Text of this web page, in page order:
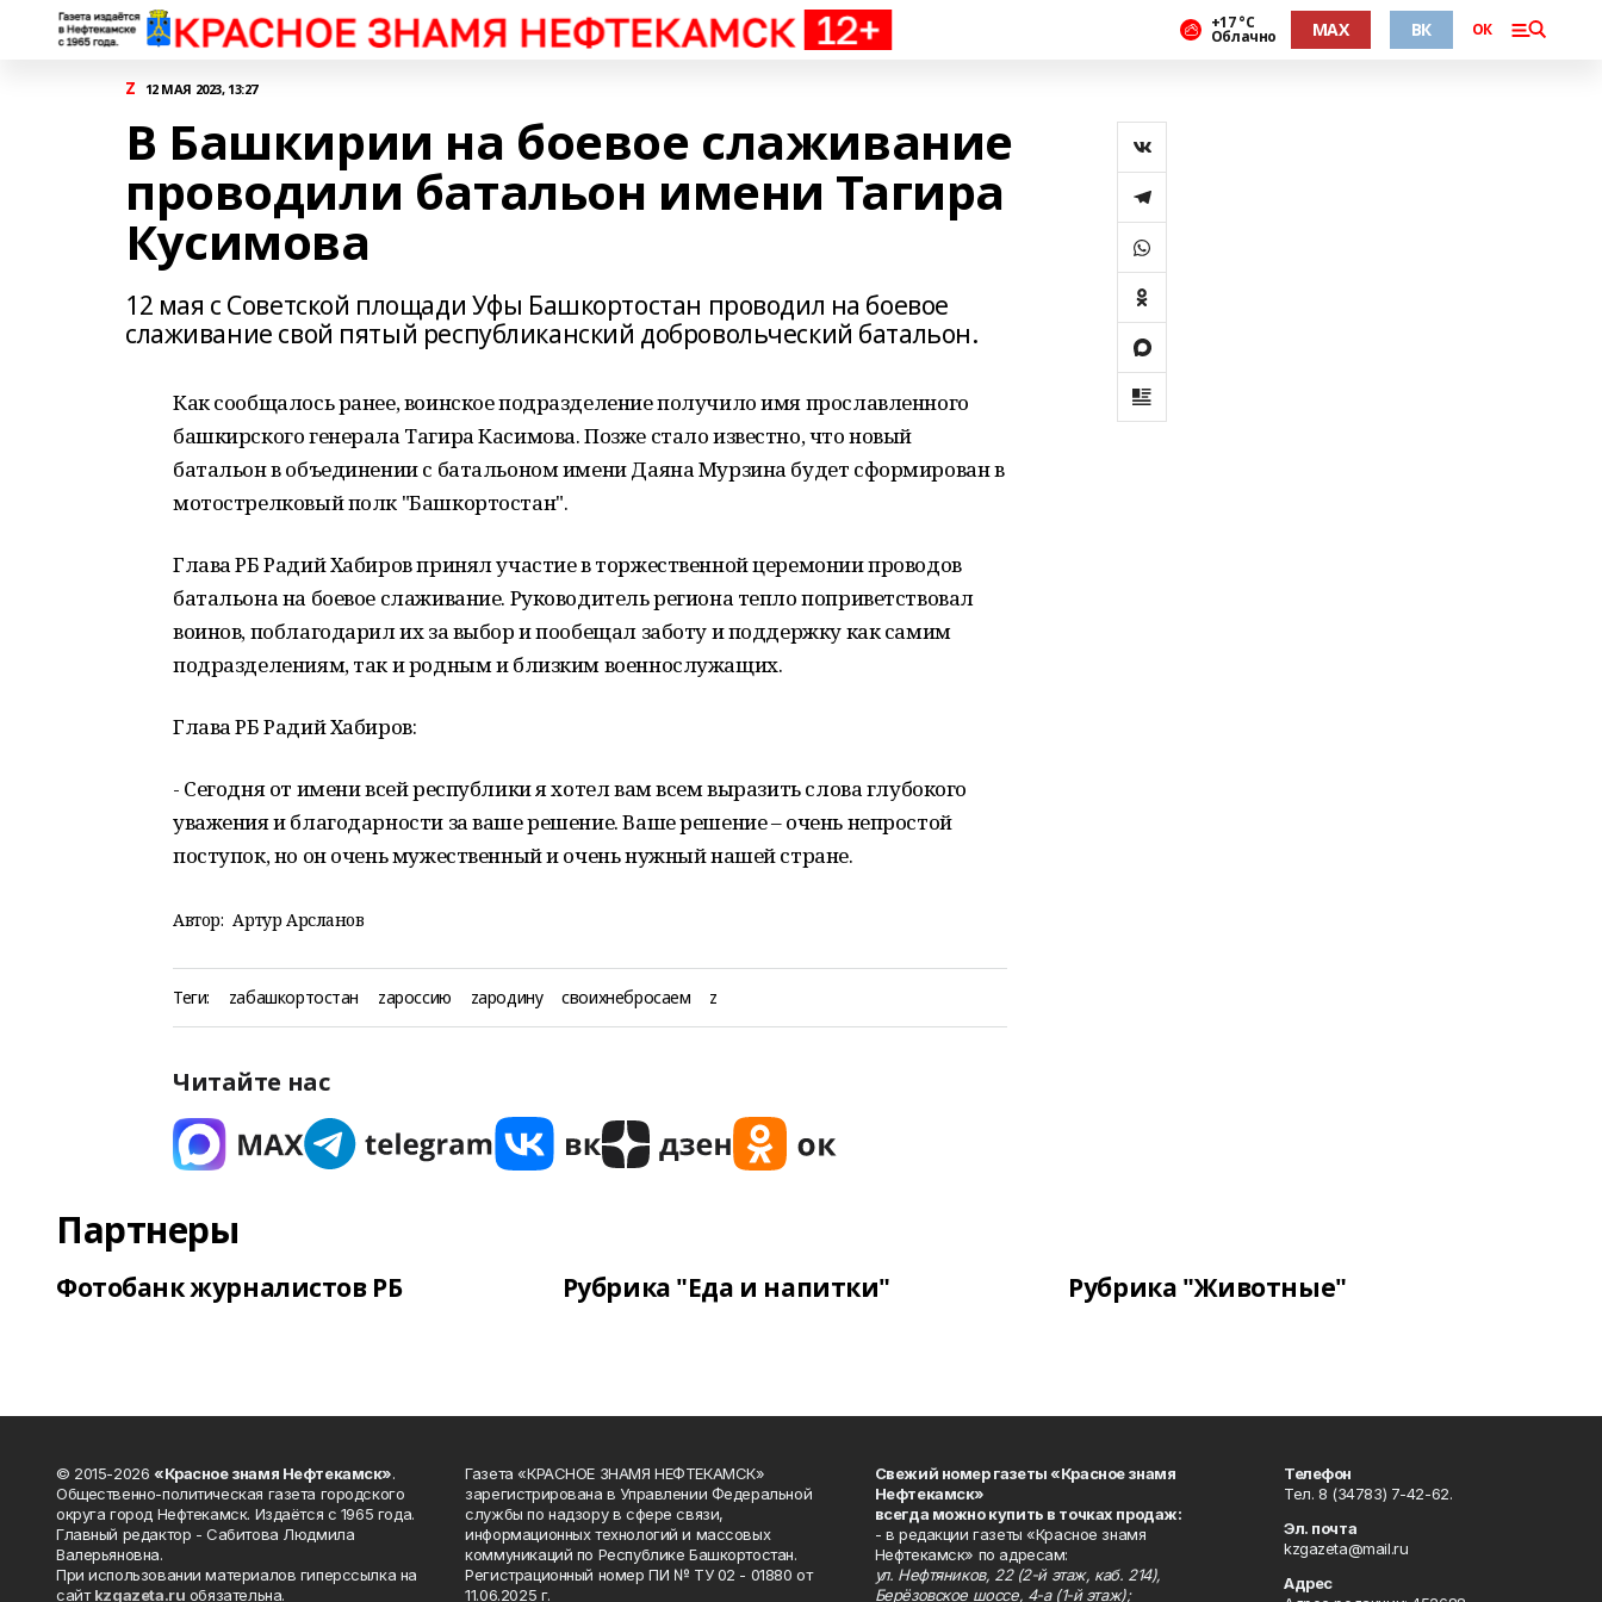
+17 °С
Облачно MAX ВК ОК
Z 12 МАЯ 2023, 13:27
В Башкирии на боевое слаживание
проводили батальон имени Тагира
Кусимова
12 мая с Советской площади Уфы Башкортостан проводил на боевое
слаживание свой пятый республиканский добровольческий батальон.
Как сообщалось ранее, воинское подразделение получило имя прославленного
башкирского генерала Тагира Касимова. Позже стало известно, что новый
батальон в объединении с батальоном имени Даяна Мурзина будет сформирован в
мотострелковый полк "Башкортостан".
Глава РБ Радий Хабиров принял участие в торжественной церемонии проводов
батальона на боевое слаживание. Руководитель региона тепло поприветствовал
воинов, поблагодарил их за выбор и пообещал заботу и поддержку как самим
подразделениям, так и родным и близким военнослужащих.
Глава РБ Радий Хабиров:
- Сегодня от имени всей республики я хотел вам всем выразить слова глубокого
уважения и благодарности за ваше решение. Ваше решение – очень непростой
поступок, но он очень мужественный и очень нужный нашей стране.
Автор: Артур Арсланов
Теги: zабашкортостан zароссию zародину своихнебросаем z
Читайте нас
Партнеры
Фотобанк журналистов РБ Рубрика "Еда и напитки" Рубрика "Животные"
© 2015-2026 «Красное знамя Нефтекамск».
Общественно-политическая газета городского
округа город Нефтекамск. Издаётся с 1965 года.
Главный редактор - Сабитова Людмила
Валерьяновна.
При использовании материалов гиперссылка на
сайтkzgazeta.ru обязательна.
Газета «КРАСНОЕ ЗНАМЯ НЕФТЕКАМСК»
зарегистрирована в Управлении Федеральной
службы по надзору в сфере связи,
информационных технологий и массовых
коммуникаций по Республике Башкортостан.
Регистрационный номер ПИ № ТУ 02 - 01880 от
11.06.2025 г.
Свежий номер газеты «Красное знамя
Нефтекамск»
всегда можно купить в точках продаж:
- в редакции газеты «Красное знамя
Нефтекамск» по адресам:
ул. Нефтяников, 22 (2-й этаж, каб. 214),
Берёзовское шоссе, 4-а (1-й этаж);
Телефон
Тел. 8 (34783) 7-42-62.
Эл. почта
kzgazeta@mail.ru
Адрес